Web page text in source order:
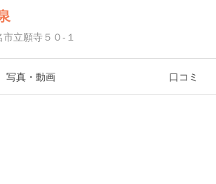
立願寺５０-１
写真・動画 口コミ